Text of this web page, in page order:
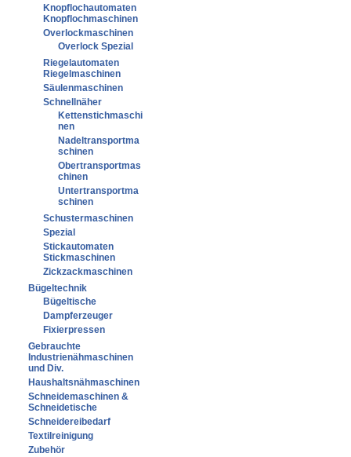
Knopflochautomaten
Knopflochmaschinen
Overlockmaschinen
Overlock Spezial
Riegelautomaten
Riegelmaschinen
Säulenmaschinen
Schnellnäher
Kettenstichmaschi
nen
Nadeltransportma
schinen
Obertransportmas
chinen
Untertransportma
schinen
Schustermaschinen
Spezial
Stickautomaten
Stickmaschinen
Zickzackmaschinen
Bügeltechnik
Bügeltische
Dampferzeuger
Fixierpressen
Gebrauchte
Industrienähmaschinen
und Div.
Haushaltsnähmaschinen
Schneidemaschinen &
Schneidetische
Schneidereibedarf
Textilreinigung
Zubehör